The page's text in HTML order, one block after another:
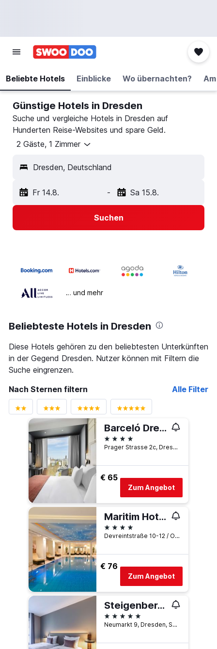
Beliebte Hotels Einblicke Wo übernachten?
Günstige Hotels in Dresden
Suche und vergleiche Hotels in Dresden auf
Hunderten Reise-Websites und spare Geld.
2 Gäste, 1 Zimmer
Dresden, Deutschland
Fr 14.8. - Sa 15.8.
Suchen
… und mehr
Beliebteste Hotels in Dresden
Diese Hotels gehören zu den beliebtesten Unterkünften
in der Gegend Dresden. Nutzer können mit Filtern die
Suche eingrenzen.
Nach Sternen filtern
Alle Filter
Barceló Dresden Newa
4 Sterne
Prager Strasse 2c, Dresden, Sachsen, Deutschland
€ 65
Zum Angebot
Maritim Hotel Dresden
4 Sterne
Devreintstraße 10-12 / Ostra-Ufer 2, Dresden, Sachsen, Deutschland
€ 76
Zum Angebot
Steigenberger Hotel de Saxe
5 Sterne
Neumarkt 9, Dresden, Sachsen, Deutschland